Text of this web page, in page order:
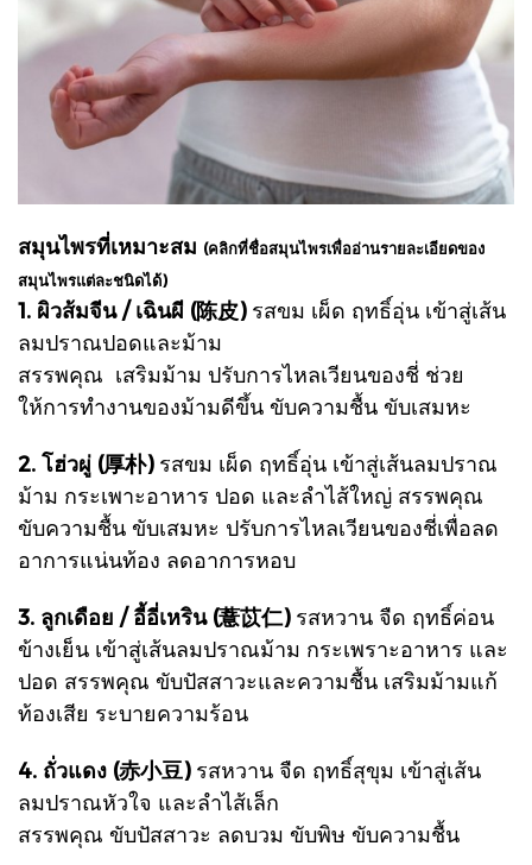
สมุนไพรที่เหมาะสม (คลิกที่ชื่อสมุนไพรเพื่ออ่านรายละเอียดของ
สมุนไพรแต่ละชนิดได้)
1. ผิวส้มจีน / เฉินผี (陈皮) รสขม เผ็ด ฤทธิ์อุ่น เข้าสู่เส้น
ลมปราณปอดและม้าม
สรรพคุณ เสริมม้าม ปรับการไหลเวียนของชี่ ช่วย
ให้การทำงานของม้ามดีขึ้น ขับความชื้น ขับเสมหะ
2. โฮ่วผู่ (厚朴) รสขม เผ็ด ฤทธิ์อุ่น เข้าสู่เส้นลมปราณ
ม้าม กระเพาะอาหาร ปอด และลำไส้ใหญ่ สรรพคุณ
ขับความชื้น ขับเสมหะ ปรับการไหลเวียนของชี่เพื่อลด
อาการแน่นท้อง ลดอาการหอบ
3. ลูกเดือย / อี้อี่เหริน (薏苡仁)รสหวาน จืด ฤทธิ์ค่อน
ข้างเย็น เข้าสู่เส้นลมปราณม้าม กระเพราะอาหาร และ
ปอด สรรพคุณ ขับปัสสาวะและความชื้น เสริมม้ามแก้
ท้องเสีย ระบายความร้อน
4. ถั่วแดง (赤小豆)รสหวาน จืด ฤทธิ์สุขุม เข้าสู่เส้น
ลมปราณหัวใจ และลำไส้เล็ก
สรรพคุณ ขับปัสสาวะ ลดบวม ขับพิษ ขับความชื้น